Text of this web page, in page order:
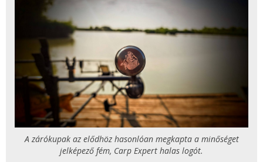
A zárókupak az elődhöz hasonlóan megkapta a minőséget
jelképező fém, Carp Expert halas logót.